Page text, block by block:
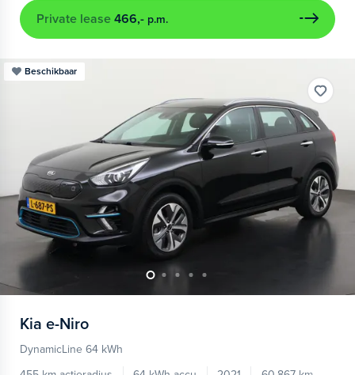
Private lease 466,- p.m.
Beschikbaar
Kia e-Niro
DynamicLine 64 kWh